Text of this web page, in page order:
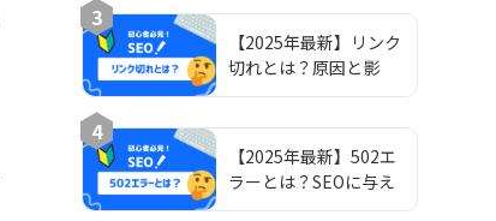
改善戦略まで徹底解説
3
【2025年最新】リンク
切れとは？原因と影
響、効果的な解消策を
4
【2025年最新】502エ
ラーとは？SEOに与え
る影響と効果的な対処